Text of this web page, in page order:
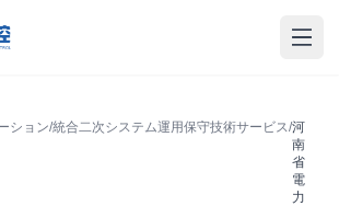
メニ
ション/統合二次システム運用保守技術サービス/河
南
省
電
力